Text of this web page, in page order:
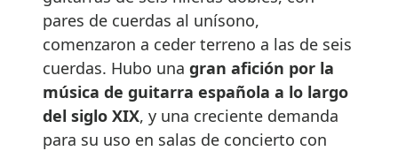
pares de cuerdas al unísono,
comenzaron a ceder terreno a las de seis
cuerdas. Hubo una gran afición por la
música de guitarra española a lo largo
del siglo XIX, y una creciente demanda
para su uso en salas de concierto con